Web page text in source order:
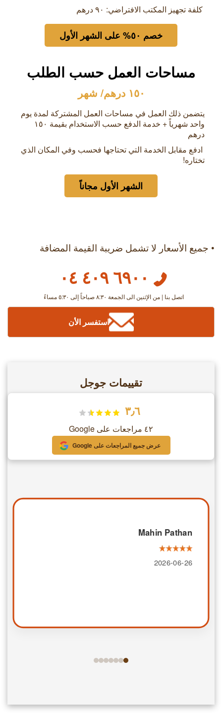
كلفة تجهيز المكتب الافتراضي: ۹۰ درهم
خصم ٥۰% على الشهر الأول
مساحات العمل حسب الطلب
١٥٠ درهم/ شهر
يتضمن ذلك العمل في مساحات العمل المشتركة لمدة يوم
واحد شهرياً + خدمة الدفع حسب الاستخدام بقيمة ۱٥۰
درهم
ادفع مقابل الخدمة التي تحتاجها فحسب وفي المكان الذي
تختاره!
الشهر الأول مجاناً
• جميع الأسعار لا تشمل ضريبة القيمة المضافة
٦٩٠٠ ٤٠٩ ٠٤
اتصل بنا | من الإثنين الى الجمعة ٨:٣٠ صباحاً إلى ٥:٣٠ مساءً
استفسر الأن
تقييمات جوجل
٣٫٦
٤٢ مراجعات على Google
عرض جميع المراجعات على Google
Mahin Pathan
2026-06-26